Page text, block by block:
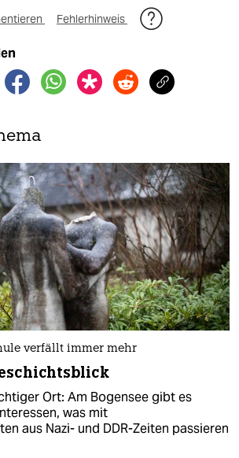
Fehlerhinweis
verfällt immer mehr
Ort: Am Bogensee gibt es
was mit
aus Nazi- und DDR-Zeiten passieren